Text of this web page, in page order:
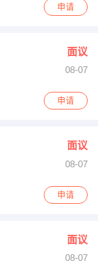
申请
面议
08-07
申请
面议
08-07
申请
面议
08-07